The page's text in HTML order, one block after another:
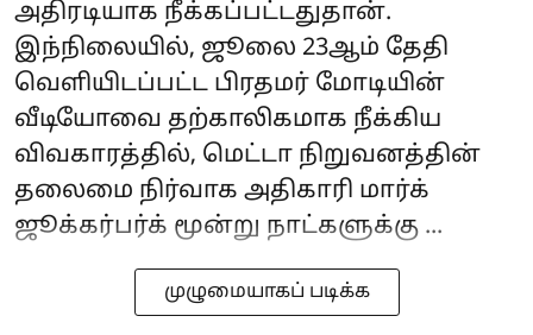
அதிரடியாக நீக்கப்பட்டதுதான்.
இந்நிலையில், ஜூலை 23ஆம் தேதி
வெளியிடப்பட்ட பிரதமர் மோடியின்
வீடியோவை தற்காலிகமாக நீக்கிய
விவகாரத்தில், மெட்டா நிறுவனத்தின்
தலைமை நிர்வாக அதிகாரி மார்க்
ஜூக்கர்பர்க் மூன்று நாட்களுக்கு ...
முழுமையாகப் படிக்க